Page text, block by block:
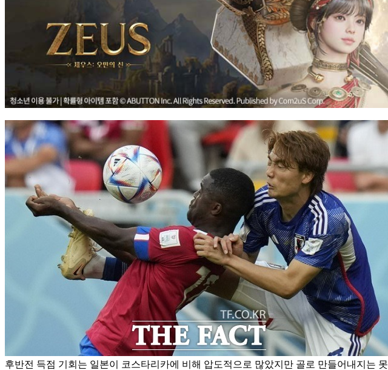
후반전 득점 기회는 일본이 코스타리카에 비해 압도적으로 많았지만 골로 만들어내지는 못